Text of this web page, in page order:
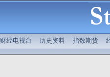
财经电视台 历史资料 指数期货